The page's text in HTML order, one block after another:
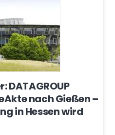
nach Gießen –
in Hessen wird